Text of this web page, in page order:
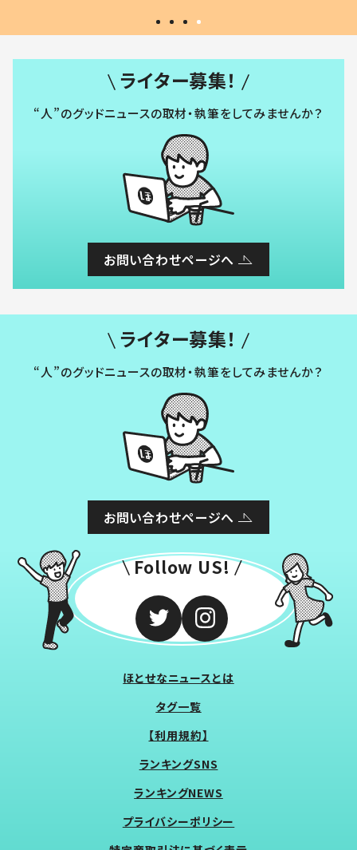
ライター募集！
“人”のグッドニュースの取材・執筆をしてみませんか？
お問い合わせページへ
ライター募集！
“人”のグッドニュースの取材・執筆をしてみませんか？
お問い合わせページへ
Follow US!
ほとせなニュースとは
タグ一覧
【利用規約】
ランキングSNS
ランキングNEWS
プライバシーポリシー